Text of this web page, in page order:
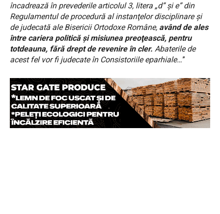
încadrează în prevederile articolul 3, litera „d” şi e” din
Regulamentul de procedură al instanţelor disciplinare şi
de judecată ale Bisericii Ortodoxe Române, având de ales
între cariera politică şi misiunea preoţească, pentru
totdeauna, fără drept de revenire în cler. Abaterile de
acest fel vor fi judecate în Consistoriile eparhiale…”